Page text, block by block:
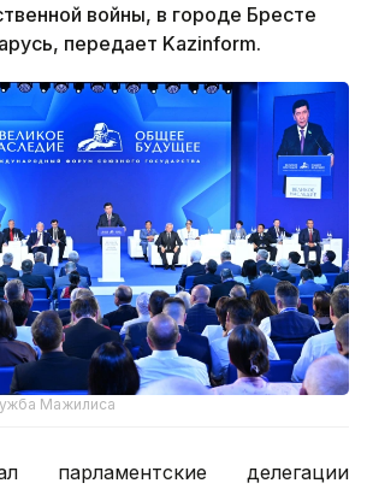
войны, в городе Бресте
передает Kazinform.
Мажилиса
парламентские делегации